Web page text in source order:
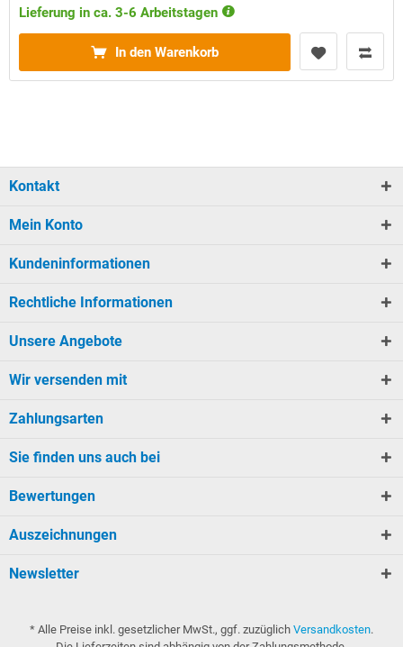
Lieferung in ca. 3-6 Arbeitstagen
In den Warenkorb
Kontakt
Mein Konto
Kundeninformationen
Rechtliche Informationen
Unsere Angebote
Wir versenden mit
Zahlungsarten
Sie finden uns auch bei
Bewertungen
Auszeichnungen
Newsletter
* Alle Preise inkl. gesetzlicher MwSt., ggf. zuzüglich Versandkosten.